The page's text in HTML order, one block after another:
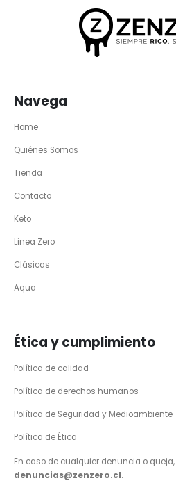
Navega
Home
Quiénes Somos
Tienda
Contacto
Keto
Linea Zero
Clásicas
Aqua
Ética y cumplimiento
Política de calidad
Política de derechos humanos
Política de Seguridad y Medioambiente
Política de Ética
En caso de cualquier denuncia o
denuncias@zenzero.cl.